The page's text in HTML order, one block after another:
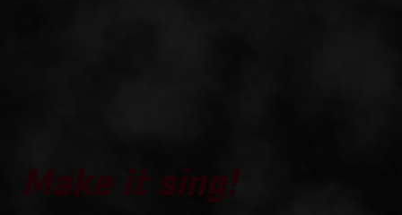
Make it sing!